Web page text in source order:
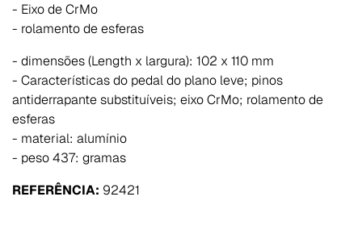
- Eixo de CrMo
- rolamento de esferas
- dimensões (Length x largura): 102 x 110 mm
- Características do pedal do plano leve; pinos
antiderrapante substituíveis; eixo CrMo; rolamento de
esferas
- material: alumínio
- peso 437: gramas
REFERÊNCIA: 92421